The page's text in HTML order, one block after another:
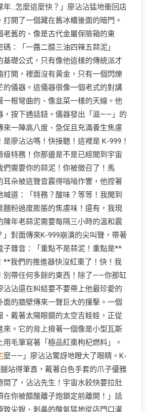
年…怎麼這麼快？」廖沾沾猛地衝回店
打開了一個藏在舊冰櫃後面的暗門。
老舊的、像是古代金屬保險箱的東
：「一醬二醋三油四辣五蒜泥」
基礎公式，只有像他這樣的傳統派才
打開，裡面沒有黃金，只有一個閃爍
的儀器。這儀器很像一個老式的對講
一根彎曲的、像韭菜一樣的天線。他
，按下通話鈕。儀器發出「滋——」的
來一陣高八度、急促且充滿養生焦慮
是廖沾沾嗎！快接聽！這裡是 K-999！
級特務！你那邊是不是已經聞到宇宙
們需要你的蒜泥！你被徵召了！馬
耳朵被這聲音震得嗡嗡作響，他捏著
喊道：「特務？酸味？等等！我聞到
麵粉過度膨脹的焦慮味！還有，我現
陳年老蒜泥需要每隔三小時的溫和震
」對面傳來K-999崩潰的尖叫聲，帶著
子雜音：「重點不是蒜泥！重點是**
**我們的推進器快沒紅棗了！快！我
別帶任何多餘的東西！除了——你那缸
沾沾還在糾結要不要帶上他最珍愛的
面的牆壁傳來一聲巨大的撞擊。一個
、戴著太陽眼鏡的太空吉娃娃，正從
來。它的背上揹著一個像是小型瓦斯
用毛筆寫著「極品紅棗枸杞燃料」。
麼——」廖沾沾驚訝地瞪大了眼睛。K-
站得筆直，戴著白色手套的爪子優雅
間了，沾沾先生！宇宙水餃快要拉肚
在你被醋酸離子炮鎖定前離開！」話
致尖銳、刺鼻的酸氣猛地從店門口灌